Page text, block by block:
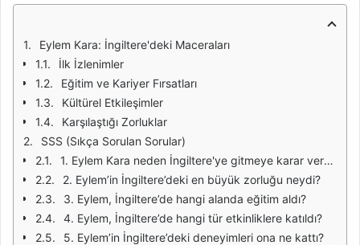
Eylem Kara: İngiltere'deki Maceraları
İlk İzlenimler
Eğitim ve Kariyer Fırsatları
Kültürel Etkileşimler
Karşılaştığı Zorluklar
SSS (Sıkça Sorulan Sorular)
1. Eylem Kara neden İngiltere'ye gitmeye karar verdi?
2. Eylem’in İngiltere’deki en büyük zorluğu neydi?
3. Eylem, İngiltere’de hangi alanda eğitim aldı?
4. Eylem, İngiltere’de hangi tür etkinliklere katıldı?
5. Eylem’in İngiltere’deki deneyimleri ona ne kattı?